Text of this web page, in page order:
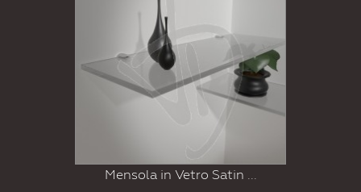
Mensola in Vetro Satin ...